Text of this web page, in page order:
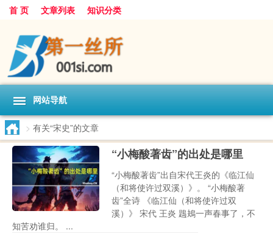
首 页 文章列表 知识分类
网站导航
> 有关“宋史”的文章
“小梅酸著齿”的出处是哪里
“小梅酸著齿”出自宋代王炎的《临江仙
（和将使许过双溪）》。 “小梅酸著
齿”全诗 《临江仙（和将使许过双
溪）》 宋代 王炎 鶗鴂一声春事了，不
知苦劝谁归。 ...